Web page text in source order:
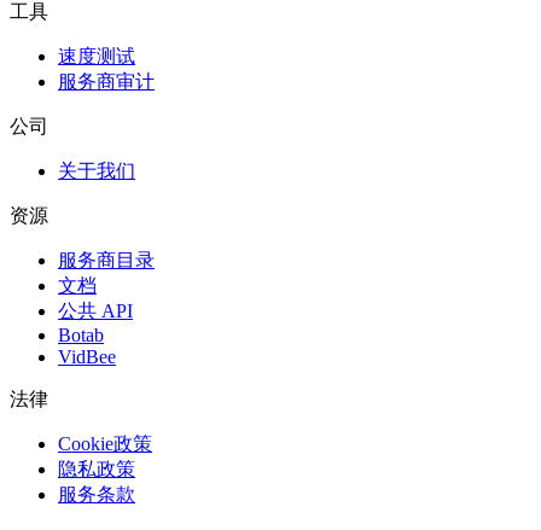
工具
速度测试
服务商审计
公司
关于我们
资源
服务商目录
文档
公共 API
Botab
VidBee
法律
Cookie政策
隐私政策
服务条款